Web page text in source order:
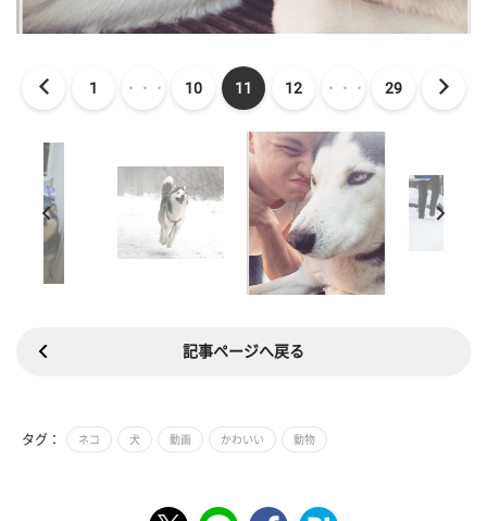
1 ・・・ 10 11 12 ・・・ 29
記事ページへ戻る
タグ： ネコ 犬 動画 かわいい 動物